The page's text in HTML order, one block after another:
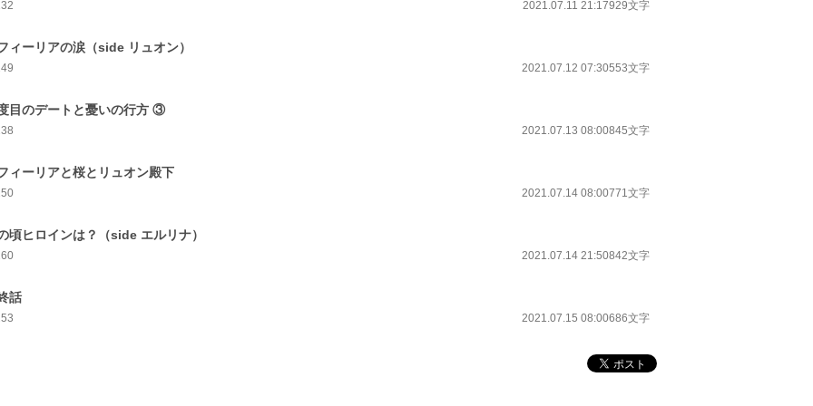
2021.07.11 21:17929文字
ィーリアの涙（side リュオン）
2021.07.12 07:30553文字
目のデートと憂いの行方 ③
2021.07.13 08:00845文字
ィーリアと桜とリュオン殿下
2021.07.14 08:00771文字
頃ヒロインは？（side エルリナ）
2021.07.14 21:50842文字
話
2021.07.15 08:00686文字